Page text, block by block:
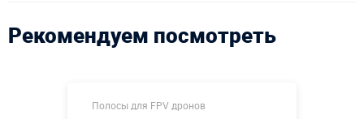
Рекомендуем посмотреть
Полосы для FPV дронов